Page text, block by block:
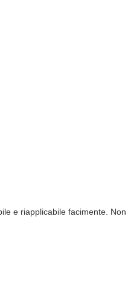
e riapplicabile facimente.